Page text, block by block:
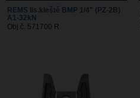
REMS lis.kleště BMP 1/4" (PZ-2B)
A1-32kN
Obj.č. 571700 R